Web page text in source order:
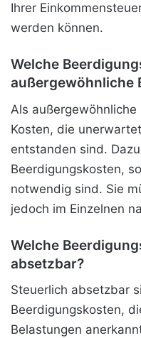
Ihrer
werden können.
Welche
außergewöhnliche
Als
Kosten, die
entstanden sind.
Beerdigungskosten,
notwendig sind. Sie
jedoch im Einzelnen
Welche
absetzbar?
Steuerlich absetzbar
Beerdigungskosten,
Belastungen